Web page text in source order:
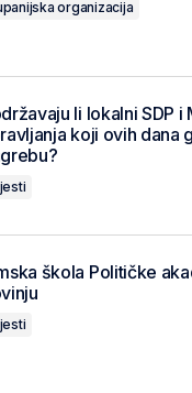
organizacija
li lokalni SDP
koji ovih dana
škola Političke